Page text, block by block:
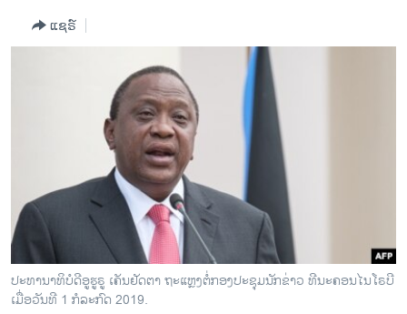
ອິດສະຫຼະພາບດ້ານການຂ່າວ
ວິທະຍາສາດ-ເທັກໂນໂລຈີ
ທຸລະກິດ
ພາສາອັງກິດ
ວີດີໂອ
ສຽງ
ແຊຣ໌
ປະ​ທານ​າ​ທິ​ບໍ​ດີ​ອູ​ຮູ​ຣູ ເຄັນ​ຢັດ​ຕາ ຖະ​ແຫຼງ​ຕໍ່​ກອງ​ປະ​ຊຸມ​ນັກ​ຂ່າວ ທີ​ນະ​ຄອນ​ໄນ​ໂ​ຣ​ບີ
ເມື່ອ​ວັນ​ທີ 1 ກໍ​ລະ​ກົດ 2019.